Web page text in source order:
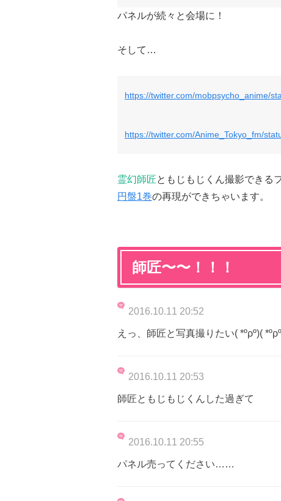
パネルが続々と会場に！
そして…
https://twitter.com/mobpsycho_anime/
https://twitter.com/Anime_Tokyo_fm/
霊幻師匠ともじもじくん撮影できる
円盤1巻の再現ができちゃいます。
師匠〜〜！！！
2016.10.11 20:52
えっ、師匠と写真撮りたい( *ºρº)(
2016.10.11 20:53
師匠ともじもじくんした過ぎて
2016.10.11 20:55
パネル売ってください……